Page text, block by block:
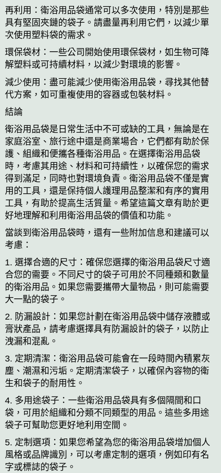
再利用：衛浴用品袋通常可以多次使用，特別是那些
具有堅固夾鏈的袋子。請盡量再利用它們，以減少單
次使用塑料袋的需求。
環保袋材：一些公司開始使用環保袋材，如生物可降
解塑料或可持續材料，以減少對環境的影響。
減少使用：盡可能減少使用衛浴用品袋，尋找其他替
代方案，如可重複使用的容器或包裝材料。
結論
衛浴用品袋是日常生活中不可或缺的工具，無論是在
家庭浴室、旅行途中還是商業場合，它們都有助於保
護、組織和便攜各種衛浴用品。在選擇衛浴用品袋
時，考慮其用途、材料和可持續性，以確保您的需求
得到滿足，同時也對環境負責。衛浴用品袋不僅是實
用的工具，還是保持個人護理用品整潔和有序的實用
工具，有助於提高生活質量。希望這篇文章有助於更
好地理解和利用衛浴用品袋的價值和功能。
當談到衛浴用品袋時，還有一些附加信息和建議可以
考慮：
1. 選擇合適的尺寸：確保您選擇的衛浴用品袋尺寸適
合您的需要。不同尺寸的袋子可用於不同種類和數量
的衛浴用品。如果您需要攜帶大量物品，則可能需要
大一點的袋子。
2. 防漏設計：如果您計劃在衛浴用品袋中儲存液體或
膏狀產品，請考慮選擇具有防漏設計的袋子，以防止
洩漏和混亂。
3. 定期清潔：衛浴用品袋可能會在一段時間內積累灰
塵、潮濕和污垢。定期清潔袋子，以確保內容物的衛
生和袋子的耐用性。
4. 多用途袋子：一些衛浴用品袋具有多個隔間和口
袋，可用於組織和分類不同類型的用品。這些多用途
袋子可幫助您更好地利用空間。
5. 定制選項：如果您希望為您的衛浴用品袋增加個人
風格或品牌識別，可以考慮定制的選項，例如印有名
字或標誌的袋子。